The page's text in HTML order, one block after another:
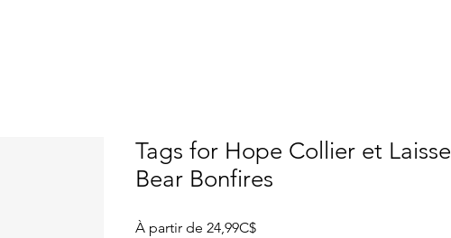
Tags for Hope Collier et Laisse
Bear Bonfires
À partir de 24,99C$Prix